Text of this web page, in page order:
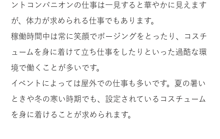
ントコンパニオンの仕事は一見すると華やかに見えます
が、体力が求められる仕事でもあります。
稼働時間中は常に笑顔でポージングをとったり、コスチ
ュームを身に着けて立ち仕事をしたりといった過酷な環
境で働くことが多いです。
イベントによっては屋外での仕事も多いです。夏の暑い
ときや冬の寒い時期でも、設定されているコスチューム
を身に着けることが求められます。